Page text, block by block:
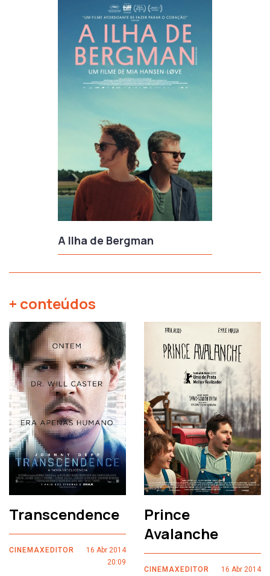
A Ilha de Bergman
+ conteúdos
Transcendence
CINEMAXEDITOR
16 Abr 2014
20:09
Prince
Avalanche
CINEMAXEDITOR
16 Abr 2014